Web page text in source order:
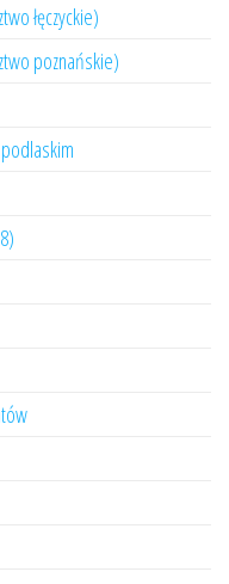
łęczyckie)
poznańskie)